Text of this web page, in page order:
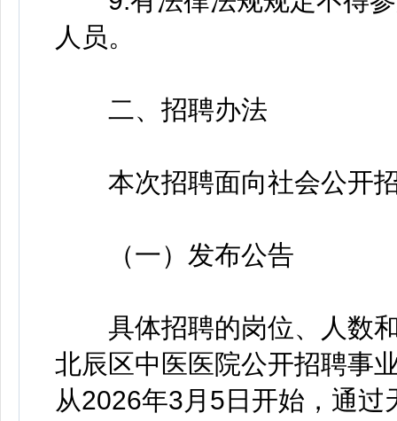
人员。
二、招聘办法
本次招聘面向社会公开招
（一）发布公告
具体招聘的岗位、人数和
北辰区中医医院公开招聘事
从2026年3月5日开始，通过